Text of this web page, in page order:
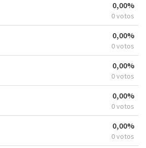
0,00%
0 votos
0,00%
0 votos
0,00%
0 votos
0,00%
0 votos
0,00%
0 votos